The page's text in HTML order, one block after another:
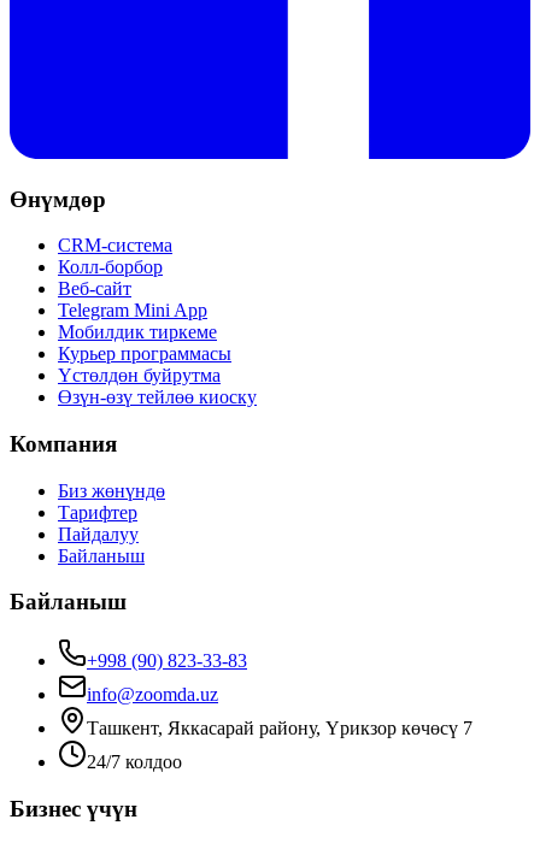
Өнүмдөр
CRM-система
Колл-борбор
Веб-сайт
Telegram Mini App
Мобилдик тиркеме
Курьер программасы
Үстөлдөн буйрутма
Өзүн-өзү тейлөө киоску
Компания
Биз жөнүндө
Тарифтер
Пайдалуу
Байланыш
Байланыш
+998 (90) 823-33-83
info@zoomda.uz
Ташкент, Яккасарай району, Үрикзор көчөсү 7
24/7 колдоо
Бизнес үчүн